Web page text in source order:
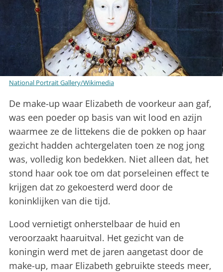
National Portrait Gallery/Wikimedia
De make-up waar Elizabeth de voorkeur aan gaf,
was een poeder op basis van wit lood en azijn
waarmee ze de littekens die de pokken op haar
gezicht hadden achtergelaten toen ze nog jong
was, volledig kon bedekken. Niet alleen dat, het
stond haar ook toe om dat porseleinen effect te
krijgen dat zo gekoesterd werd door de
koninklijken van die tijd.
Lood vernietigt onherstelbaar de huid en
veroorzaakt haaruitval. Het gezicht van de
koningin werd met de jaren aangetast door de
make-up, maar Elizabeth gebruikte steeds meer,